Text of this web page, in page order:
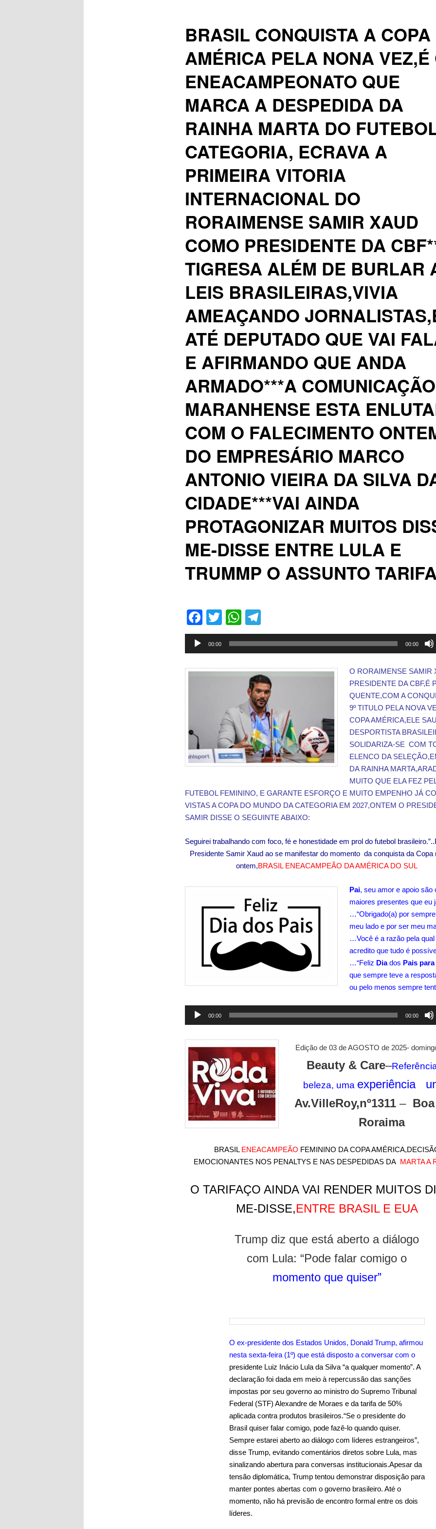
BRASIL CONQUISTA A COPA
AMÉRICA PELA NONA VEZ,É
ENEACAMPEONATO QUE
MARCA A DESPEDIDA DA
RAINHA MARTA DO
CATEGORIA, ECRAVA A
PRIMEIRA VITORIA
INTERNACIONAL DO
RORAIMENSE SAMIR XAUD
COMO PRESIDENTE DA
TIGRESA ALÉM DE BURLAR
LEIS BRASILEIRAS,VIVIA
AMEAÇANDO
ATÉ DEPUTADO QUE VAI
E AFIRMANDO QUE ANDA
ARMADO***A COMUNICAÇÃO
MARANHENSE ESTA
COM O FALECIMENTO
DO EMPRESÁRIO MARCO
ANTONIO VIEIRA DA SILVA
CIDADE***VAI AINDA
PROTAGONIZAR MUITOS
ME-DISSE ENTRE LULA E
TRUMMP O ASSUNTO
Facebook
TwitterWhatsApp
Telegram
Tocador 00:00 00:00
O RORAIMENSE SAMIR
PRESIDENTE DA CBF,É
QUENTE,COM A
9º TITULO PELA NOVA
COPA AMÉRICA,ELE
DESPORTISTA
SOLIDARIZA-SE COM
ELENCO DA
DA RAINHA
MUITO QUE ELA FEZ
FUTEBOL FEMININO, E GARANTE ESFORÇO E MUITO EMPENHO JÁ
VISTAS A COPA DO MUNDO DA CATEGORIA EM 2027,ONTEM O
SAMIR DISSE O SEGUINTE ABAIXO:
Seguirei trabalhando com foco, fé e honestidade em prol do futebol
Presidente Samir Xaud ao se manifestar do momento da conquista da Copa
ontem,BRASIL ENEACAMPEÃO DA AMÉRICA DO SUL
Pai, seu amor e apoio são
maiores presentes que eu
…“Obrigado(a) por
meu lado e por ser meu
…Você é a razão pela qual
acredito que tudo é
…“Feliz Diados Pais
que sempre teve a
ou pelo menos sempre
Tocador 00:00 00:00
Edição de 03 de AGOSTO de 2025-
Beauty & Care–
beleza, uma experiência
Av.VilleRoy,nº1311–
Roraima
BRASIL ENEACAMPEÃO FEMININO DA COPA
EMOCIONANTES NOS PENALTYS E NAS DESPEDIDAS DA MARTA A
O TARIFAÇO AINDA VAI RENDER MUITOS
ME-DISSE,ENTRE BRASIL E EUA
Trump diz que está aberto a diálogo
com Lula: “Pode falar comigo o
momento que quiser”
O ex-presidente dos Estados Unidos, Donald Trump, afirmou
nesta sexta-feira (1º) que está disposto a conversar com o
presidente Luiz Inácio Lula da Silva “a qualquer momento”. A
declaração foi dada em meio à repercussão das sanções
impostas por seu governo ao ministro do Supremo Tribunal
Federal (STF) Alexandre de Moraes e da tarifa de 50%
aplicada contra produtos brasileiros.“Se o presidente do
Brasil quiser falar comigo, pode fazê-lo quando quiser.
Sempre estarei aberto ao diálogo com líderes estrangeiros”,
disse Trump, evitando comentários diretos sobre Lula, mas
sinalizando abertura para conversas institucionais.Apesar da
tensão diplomática, Trump tentou demonstrar disposição para
manter pontes abertas com o governo brasileiro. Até o
momento, não há previsão de encontro formal entre os dois
líderes.